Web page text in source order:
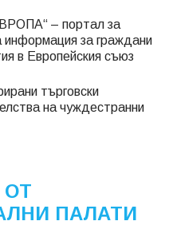
– портал за
информация за граждани
в Европейския съюз
търговски
на чуждестранни
ПАЛАТИ